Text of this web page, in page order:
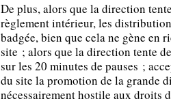
De plus, alors que la direction
règlement intérieur, les
badgée, bien que cela ne gène en
site ; alors que la direction tente
sur les 20 minutes de pauses ;
du site la promotion de la grande
nécessairement hostile aux droits